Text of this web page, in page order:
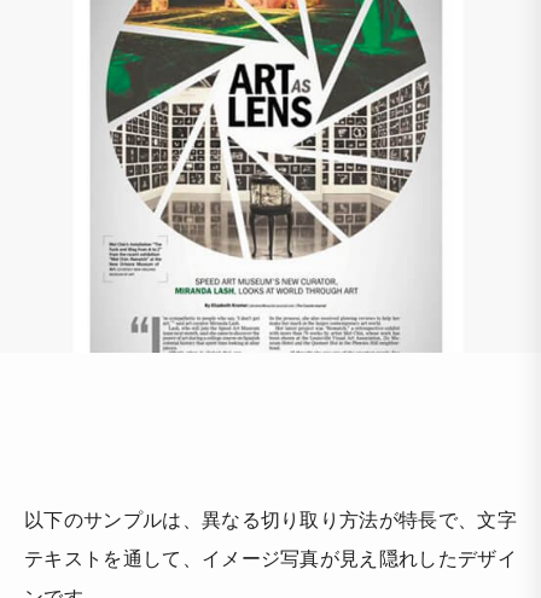
以下のサンプルは、異なる切り取り方法が特長で、文字
テキストを通して、イメージ写真が見え隠れしたデザイ